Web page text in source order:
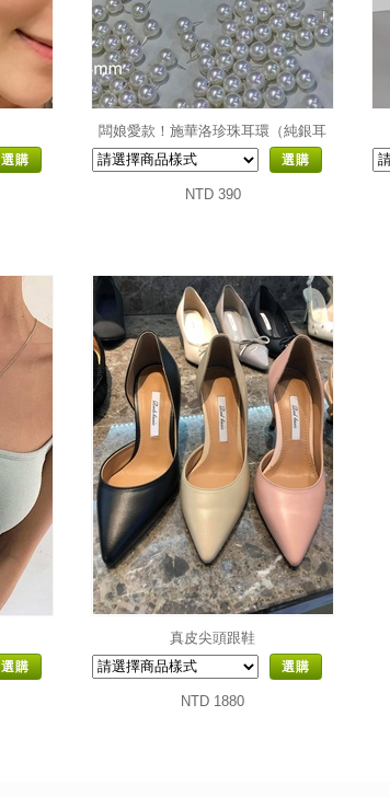
選購
闆娘愛款！施華洛珍珠耳環（純銀耳
針）
選購
NTD 390
選購
真皮尖頭跟鞋
選購
NTD 1880